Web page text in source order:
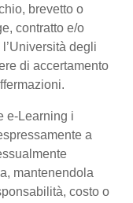
brevetto o
contratto e/o
degli
di accertamento
e-Learning i
a
mantenendola
costo o